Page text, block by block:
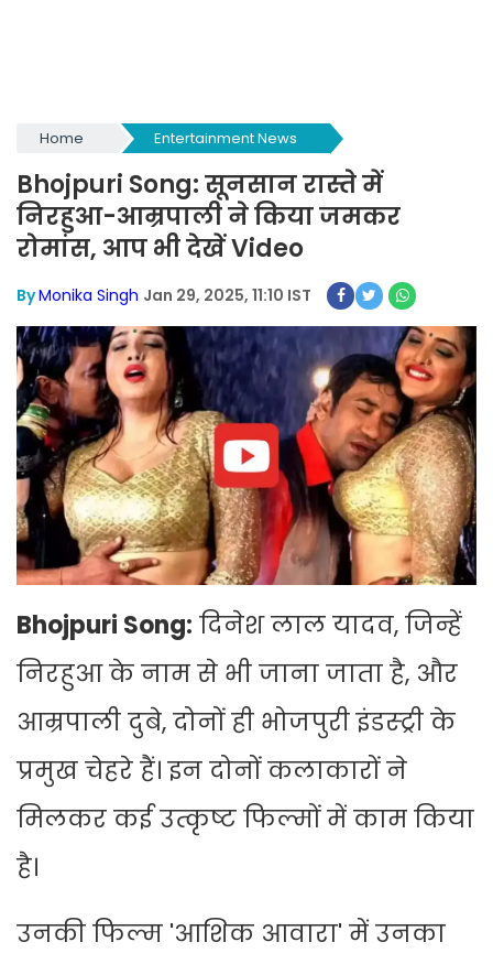
Home Entertainment News
Bhojpuri Song: सूनसान रास्ते में
निरहुआ-आम्रपाली ने किया जमकर
रोमांस, आप भी देखें Video
ByMonika Singh Jan 29, 2025, 11:10 IST
Bhojpuri Song: दिनेश लाल यादव, जिन्हें
निरहुआ के नाम से भी जाना जाता है, और
आम्रपाली दुबे, दोनों ही भोजपुरी इंडस्ट्री के
प्रमुख चेहरे हैं। इन दोनों कलाकारों ने
मिलकर कई उत्कृष्ट फिल्मों में काम किया
है।
उनकी फिल्म 'आशिक आवारा' में उनका